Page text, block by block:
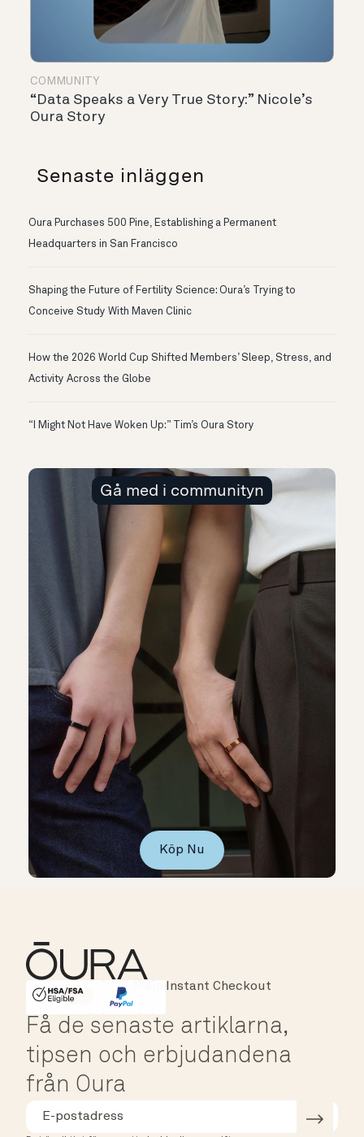
COMMUNITY
“Data Speaks a Very True Story:” Nicole’s
Oura Story
Senaste inläggen
Oura Purchases 500 Pine, Establishing a Permanent
Headquarters in San Francisco
Shaping the Future of Fertility Science: Oura’s Trying to
Conceive Study With Maven Clinic
How the 2026 World Cup Shifted Members’ Sleep, Stress, and
Activity Across the Globe
“I Might Not Have Woken Up:” Tim’s Oura Story
Gå med i communityn
Köp Nu
HSA/FSA Eligible
Affirm
Instant Checkout
Major Cards Accepted
Få de senaste artiklarna,
tipsen och erbjudandena
från Oura